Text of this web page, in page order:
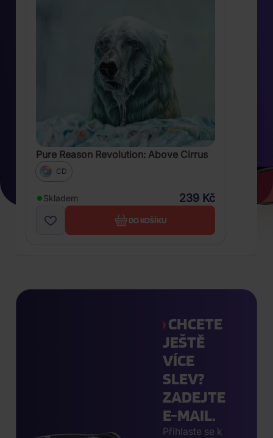
Pure Reason Revolution: Above Cirrus
CD
Skladem 239 Kč
DO KOŠÍKU
CHCETE
JEŠTĚ
VÍCE
SLEV?
ZADEJTE
E-MAIL.
Přihlaste se k